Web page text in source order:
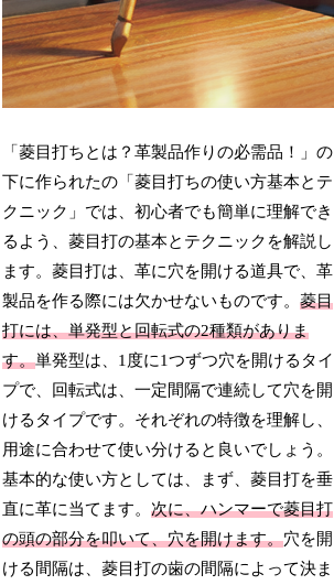
「菱目打ちとは？革製品作りの必需品！」の
下に作られたの「菱目打ちの使い方基本とテ
クニック」では、初心者でも簡単に理解でき
るよう、菱目打の基本とテクニックを解説し
ます。菱目打は、革に穴を開ける道具で、革
製品を作る際には欠かせないものです。菱目
打には、単発型と回転式の2種類がありま
す。単発型は、1度に1つずつ穴を開けるタイ
プで、回転式は、一定間隔で連続して穴を開
けるタイプです。それぞれの特徴を理解し、
用途に合わせて使い分けると良いでしょう。
基本的な使い方としては、まず、菱目打を垂
直に革に当てます。次に、ハンマーで菱目打
の頭の部分を叩いて、穴を開けます。穴を開
ける間隔は、菱目打の歯の間隔によって決ま